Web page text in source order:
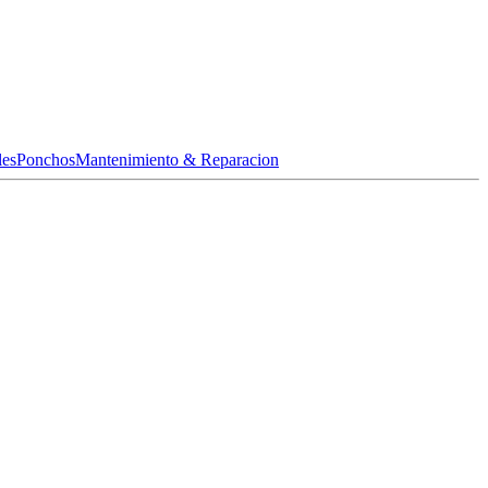
PonchosMantenimiento & Reparacion